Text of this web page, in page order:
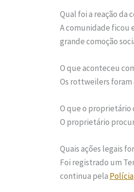
Qual foi a reação da
A comunidade ficou
grande comoção
O que aconteceu
Os rottweilers
O que o proprietário
O proprietário
Quais ações legais
Foi registrado um
continua pela Polícia